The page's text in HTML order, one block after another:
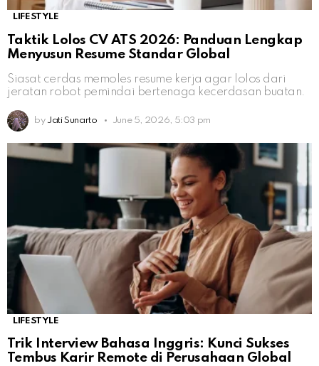
LIFESTYLE
Taktik Lolos CV ATS 2026: Panduan Lengkap
Menyusun Resume Standar Global
Siasat cerdas memoles resume kerja agar lolos dari
jeratan robot pemindai bertenaga kecerdasan buatan.
by Jati Sunarto June 5, 2026, 5:03 pm
LIFESTYLE
Trik Interview Bahasa Inggris: Kunci Sukses
Tembus Karir Remote di Perusahaan Global